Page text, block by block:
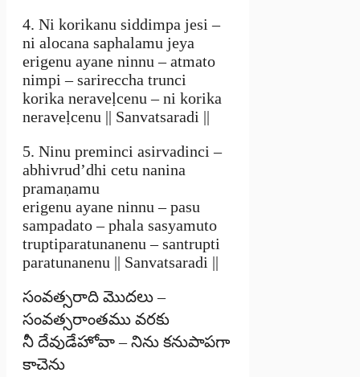
4. Ni korikanu siddimpa jesi –
ni alocana saphalamu jeya
erigenu ayane ninnu – atmato
nimpi – sarireccha trunci
korika neraveḷcenu – ni korika
neraveḷcenu || Sanvatsaradi ||
5. Ninu preminci asirvadinci –
abhivrud’dhi cetu nanina
pramaṇamu
erigenu ayane ninnu – pasu
sampadato – phala sasyamuto
truptiparatunanenu – santrupti
paratunanenu || Sanvatsaradi ||
సంవత్సరాది మొదలు –
సంవత్సరాంతము వరకు
నీ దేవుడేహోవా – నిను కనుపాపగా
కాచెను